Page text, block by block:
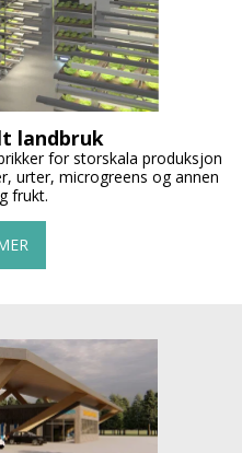
landbruk
for storskala produksjon
urter, microgreens og annen
frukt.